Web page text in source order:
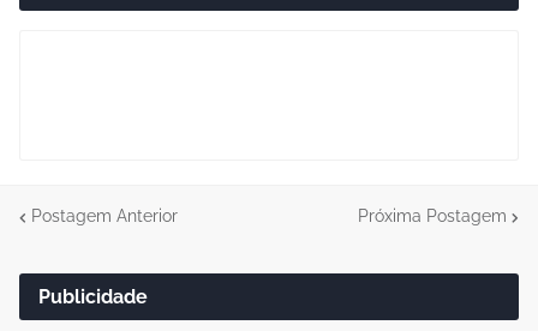
Postagem Anterior Próxima Postagem
Publicidade